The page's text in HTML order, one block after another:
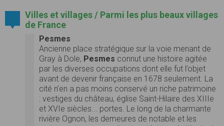
Villes et villages / Parmi les plus beaux villages
de France
Pesmes
Ancienne place stratégique sur la voie menant de
Gray à Dole, Pesmes connut une histoire agitée
par les diverses occupations dont elle fut l’objet
avant de devenir française en 1678 seulement. La
cité n’en a pas moins conservé un riche patrimoine
: vestiges du château, église Saint-Hilaire des XIIIe
et XVIe siècles... portes. Le long de la charmante
rivière Ognon, les demeures de notable et les